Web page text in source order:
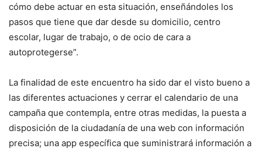
cómo debe actuar en esta situación, enseñándoles los
pasos que tiene que dar desde su domicilio, centro
escolar, lugar de trabajo, o de ocio de cara a
autoprotegerse”.
La finalidad de este encuentro ha sido dar el visto bueno a
las diferentes actuaciones y cerrar el calendario de una
campaña que contempla, entre otras medidas, la puesta a
disposición de la ciudadanía de una web con información
precisa; una app específica que suministrará información a